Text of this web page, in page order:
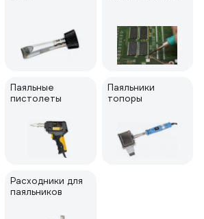
Паяльные
пистолеты
Паяльники
топоры
Расходники для
паяльников